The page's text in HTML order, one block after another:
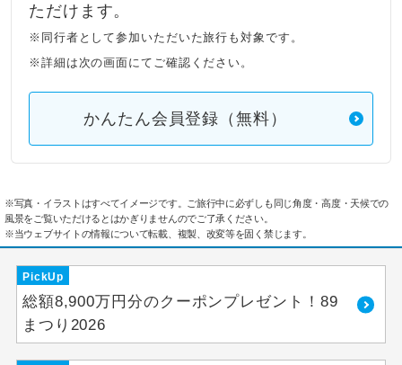
ただけます。
※同行者として参加いただいた旅行も対象です。
※詳細は次の画面にてご確認ください。
かんたん会員登録（無料）
※写真・イラストはすべてイメージです。ご旅行中に必ずしも同じ角度・高度・天候での
風景をご覧いただけるとはかぎりませんのでご了承ください。
※当ウェブサイトの情報について転載、複製、改変等を固く禁じます。
PickUp
総額8,900万円分のクーポンプレゼント！89
まつり2026